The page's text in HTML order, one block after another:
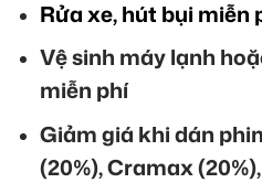
Rửa xe, hút bụi miễn
Vệ sinh máy lạnh
miễn phí
Giảm giá khi dán
(20%), Cramax